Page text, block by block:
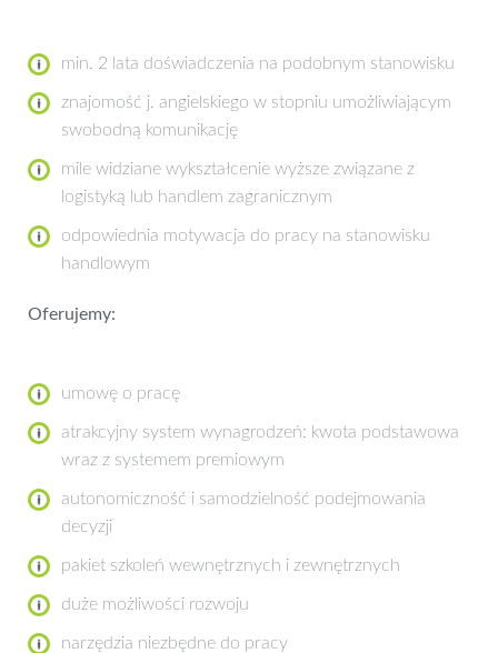
min. 2 lata doświadczenia na podobnym stanowisku
znajomość j. angielskiego w stopniu umożliwiającym
swobodną komunikację
mile widziane wykształcenie wyższe związane z
logistyką lub handlem zagranicznym
odpowiednia motywacja do pracy na stanowisku
handlowym
Oferujemy:
umowę o pracę
atrakcyjny system wynagrodzeń: kwota podstawowa
wraz z systemem premiowym
autonomiczność i samodzielność podejmowania
decyzji
pakiet szkoleń wewnętrznych i zewnętrznych
duże możliwości rozwoju
narzędzia niezbędne do pracy